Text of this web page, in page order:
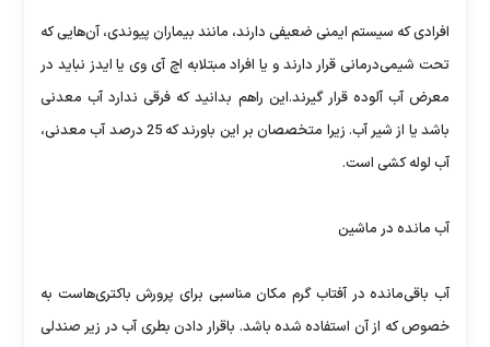
افرادی که سیستم ایمنی ضعیفی دارند، مانند بیماران پیوندی، آن‌هایی که
تحت شیمی‌درمانی قرار دارند و یا افراد مبتلابه اچ آی وی یا ایدز نباید در
معرض آب آلوده قرار گیرند.این راهم بدانید که فرقی ندارد آب‌ معدنی
باشد یا از شیر آب. زیرا متخصصان بر این باورند که 25 درصد آب ‌معدنی،
آب لوله کشی است.
آب مانده در ماشین
آب باقی‌مانده در آفتاب گرم مکان مناسبی برای پرورش باکتری‌هاست به
خصوص که از آن استفاده ‌شده باشد. با‌قرار دادن بطری آب در زیر صندلی